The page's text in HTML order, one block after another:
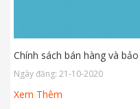
Chính sách bán hàng và
Ngày đăng: 21-10-2020
Xem Thêm